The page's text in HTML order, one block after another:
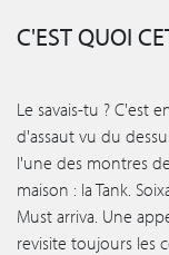
C'EST QUOI
Le savais-tu ? C'est
d'assaut vu du
l'une des montres
maison : la Tank.
Must arriva. Une
revisite toujours les